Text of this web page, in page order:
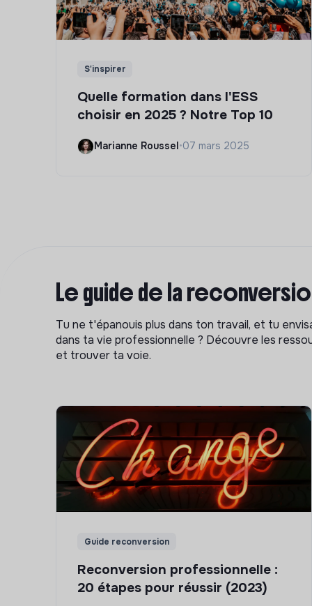
S'inspirer
Quelle formation dans l'ESS
choisir en 2025 ? Notre Top 10
Marianne Roussel •07 mars 2025
Le guide de la
Tu ne t'épanouis plus dans ton travail, et tu
dans ta vie professionnelle ? Découvre les
et trouver ta voie.
Guide reconversion
Reconversion professionnelle :
20 étapes pour réussir (2023)